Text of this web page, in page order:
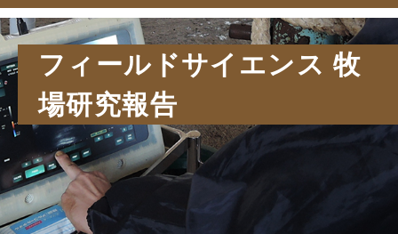
フィールドサイエンス 牧
場研究報告